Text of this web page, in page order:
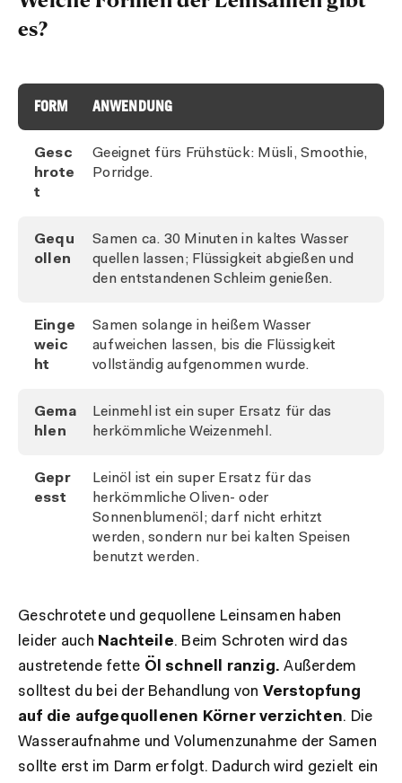
es?
FORM ANWENDUNG
Gesc
hrote
t
Geeignet fürs Frühstück: Müsli, Smoothie,
Porridge.
Gequ
ollen
Samen ca. 30 Minuten in kaltes Wasser
quellen lassen; Flüssigkeit abgießen und
den entstandenen Schleim genießen.
Einge
weic
ht
Samen solange in heißem Wasser
aufweichen lassen, bis die Flüssigkeit
vollständig aufgenommen wurde.
Gema
hlen
Leinmehl ist ein super Ersatz für das
herkömmliche Weizenmehl.
Gepr
esst
Leinöl ist ein super Ersatz für das
herkömmliche Oliven- oder
Sonnenblumenöl; darf nicht erhitzt
werden, sondern nur bei kalten Speisen
benutzt werden.
Geschrotete und gequollene Leinsamen haben
leider auch Nachteile. Beim Schroten wird das
austretende fette Öl schnell ranzig. Außerdem
solltest du bei der Behandlung von Verstopfung
auf die aufgequollenen Körner verzichten. Die
Wasseraufnahme und Volumenzunahme der Samen
sollte erst im Darm erfolgt. Dadurch wird gezielt ein